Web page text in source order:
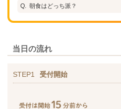
朝食はどっち派？
当日の流れ
STEP1 受付開始